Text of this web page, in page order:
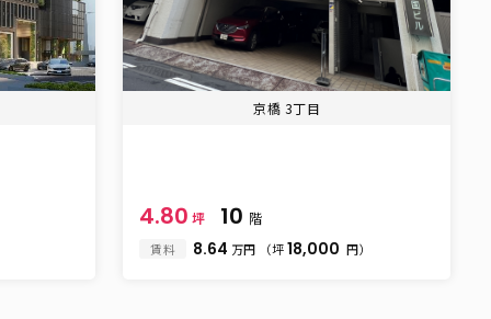
京橋 3丁目
4.80 坪 10 階
賃料 8.64 万円 （坪 18,000 円）